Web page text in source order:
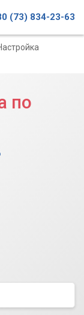
(73) 834-23-63
по